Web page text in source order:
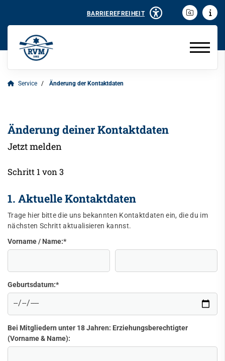
BARRIEREFREIHEIT
Service Änderung der Kontaktdaten
Änderung deiner Kontaktdaten
Jetzt melden
Schritt 1 von 3
1. Aktuelle Kontaktdaten
Trage hier bitte die uns bekannten Kontaktdaten ein, die du im
nächsten Schritt aktualisieren kannst.
Vorname / Name:*
Geburtsdatum:*
Bei Mitgliedern unter 18 Jahren: Erziehungsberechtigter
(Vorname & Name):